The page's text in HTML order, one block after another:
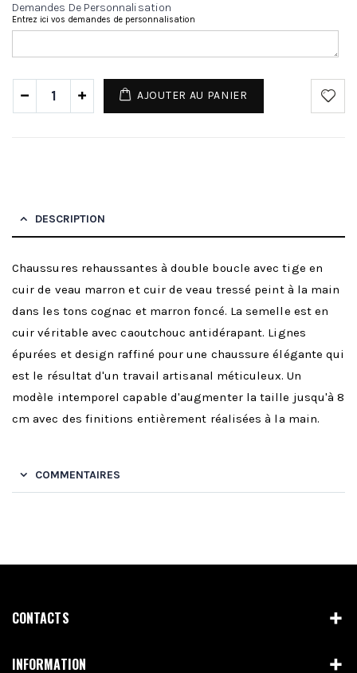
Demandes De Personnalisation
Entrez ici vos demandes de personnalisation
AJOUTER AU PANIER
DESCRIPTION
Chaussures rehaussantes à double boucle avec tige en
cuir de veau marron et cuir de veau tressé peint à la main
dans les tons cognac et marron foncé. La semelle est en
cuir véritable avec caoutchouc antidérapant. Lignes
épurées et design raffiné pour une chaussure élégante qui
est le résultat d'un travail artisanal méticuleux. Un
modèle intemporel capable d'augmenter la taille jusqu'à 8
cm avec des finitions entièrement réalisées à la main.
COMMENTAIRES
CONTACTS
INFORMATION